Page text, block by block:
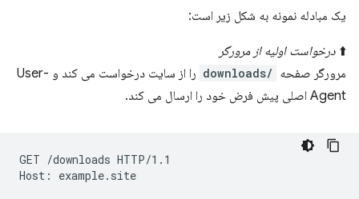
یک مبادله نمونه به شکل زیر است:
⬆️ درخواست اولیه از مرورگر
مرورگر صفحه /downloads
را از سایت درخواست می کند و User-
Agent اصلی پیش فرض خود را ارسال می کند.
GET /downloads HTTP/1.1
Host: example.site